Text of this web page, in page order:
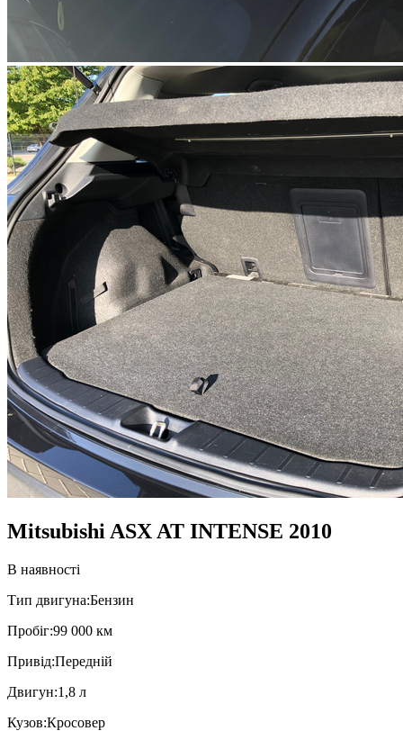
Mitsubishi ASX AT INTENSE 2010
В наявності
Тип двигуна:Бензин
Пробiг:99 000 км
Привiд:Передній
Двигун:1,8 л
Кузов:Кросовер